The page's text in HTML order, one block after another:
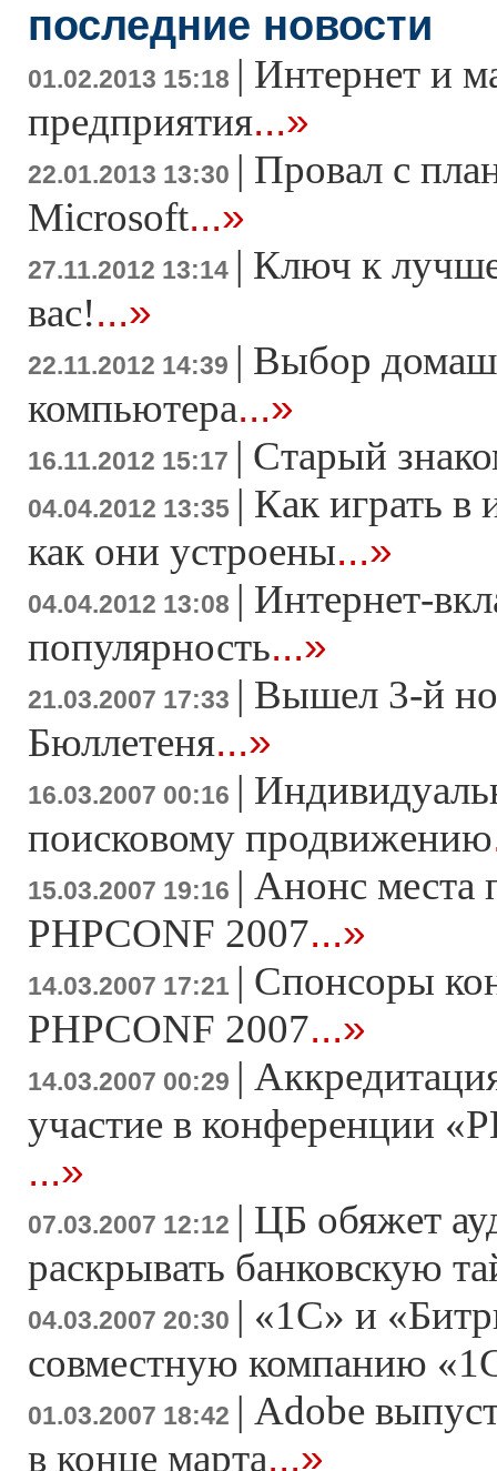
последние новости
01.02.2013 15:18 | Интернет и
предприятия...»
22.01.2013 13:30 | Провал с
Microsoft...»
27.11.2012 13:14 | Ключ к
вас!...»
22.11.2012 14:39 | Выбор
компьютера...»
16.11.2012 15:17 | Старый
04.04.2012 13:35 | Как играть в
как они устроены...»
04.04.2012 13:08 | Интернет-
популярность...»
21.03.2007 17:33 | Вышел 3-й
Бюллетеня...»
16.03.2007 00:16 |
поисковому продвижению
15.03.2007 19:16 | Анонс места
PHPCONF 2007...»
14.03.2007 17:21 | Спонсоры
PHPCONF 2007...»
14.03.2007 00:29 |
участие в конференции
...»
07.03.2007 12:12 | ЦБ обяжет
раскрывать банковскую
04.03.2007 20:30 | «1С» и
совместную компанию
01.03.2007 18:42 | Adobe
в конце марта...»